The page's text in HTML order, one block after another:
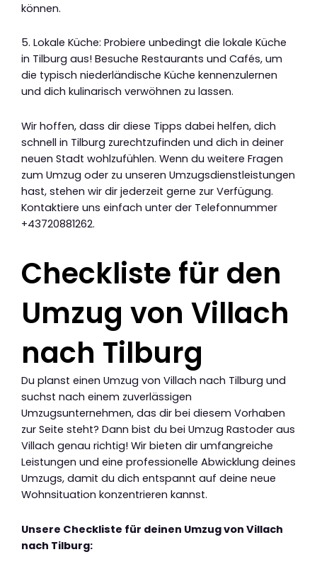
können.
5. Lokale Küche: Probiere unbedingt die lokale Küche
in Tilburg aus! Besuche Restaurants und Cafés, um
die typisch niederländische Küche kennenzulernen
und dich kulinarisch verwöhnen zu lassen.
Wir hoffen, dass dir diese Tipps dabei helfen, dich
schnell in Tilburg zurechtzufinden und dich in deiner
neuen Stadt wohlzufühlen. Wenn du weitere Fragen
zum Umzug oder zu unseren Umzugsdienstleistungen
hast, stehen wir dir jederzeit gerne zur Verfügung.
Kontaktiere uns einfach unter der Telefonnummer
+43720881262.
Checkliste für den
Umzug von Villach
nach Tilburg
Du planst einen Umzug von Villach nach Tilburg und
suchst nach einem zuverlässigen
Umzugsunternehmen, das dir bei diesem Vorhaben
zur Seite steht? Dann bist du bei Umzug Rastoder aus
Villach genau richtig! Wir bieten dir umfangreiche
Leistungen und eine professionelle Abwicklung deines
Umzugs, damit du dich entspannt auf deine neue
Wohnsituation konzentrieren kannst.
Unsere Checkliste für deinen Umzug von Villach
nach Tilburg: